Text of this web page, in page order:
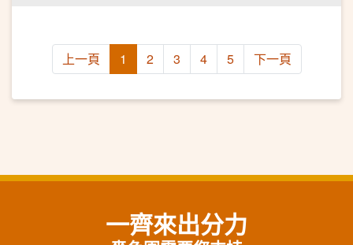
上一頁 1 2 3 4 5 下一頁
一齊來出分力